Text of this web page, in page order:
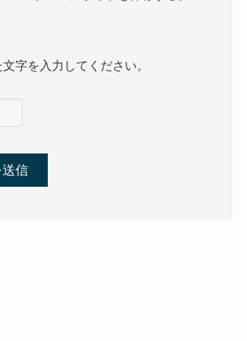
文字を入力してください。